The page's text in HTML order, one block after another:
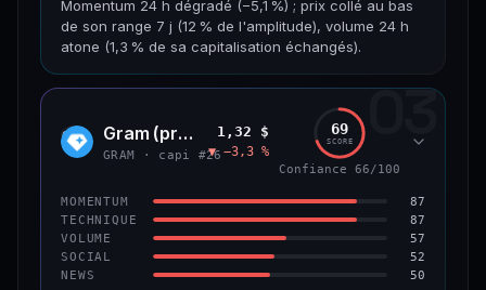
Momentum 24 h dégradé (−5,1 %) ; prix collé au bas
de son range 7 j (12 % de l'amplitude), volume 24 h
atone (1,3 % de sa capitalisation échangés).
CAP. MARCHÉ VOLUME 24 H
VAR. 7 J VAR. 30 J
−42,0 %
VS ATH
−84,8 %
RANG CAPI.
#125
CONFIANCE 59/100
03
GRAM Gram (prev. Toncoin)
GRAM · capi #26
1,32 $
▼ −3,3 %
69
SCORE
Confiance 66/100
MOMENTUM 87
TECHNIQUE 87
VOLUME 57
SOCIAL 52
NEWS 50